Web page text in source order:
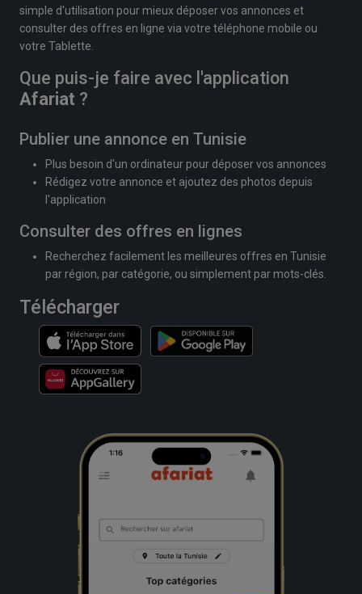
simple d'utilisation pour mieux déposer vos annonces et
consulter des offres en ligne via votre téléphone mobile ou
votre Tablette.
Que puis-je faire avec l'application
Afariat ?
Publier une annonce en Tunisie
Plus besoin d'un ordinateur pour déposer vos annonces
Rédigez votre annonce et ajoutez des photos depuis
l'application
Consulter des offres en lignes
Recherchez facilement les meilleures offres en Tunisie
par région, par catégorie, ou simplement par mots-clés.
Télécharger